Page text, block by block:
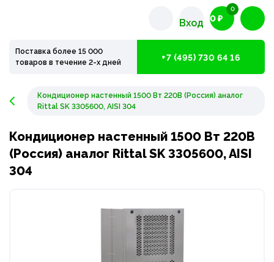
Вход 0 ₽
0
Поставка более 15 000
товаров в течение 2-х дней
+7 (495) 730 64 16
Кондиционер настенный 1500 Вт 220В (Россия) аналог
Rittal SK 3305600, AISI 304
Кондиционер настенный 1500 Вт 220В
(Россия) аналог Rittal SK 3305600, AISI
304